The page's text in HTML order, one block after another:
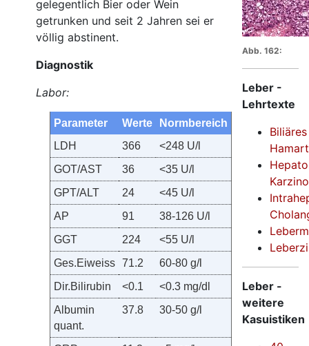
gelegentlich Bier oder Wein
getrunken und seit 2 Jahren sei er
völlig abstinent.
Diagnostik
Labor:
Parameter Werte
Normbereich
LDH
366
<248 U/l
GOT/AST 36
<35 U/l
GPT/ALT 24
<45 U/l
AP
91
38-126 U/l
GGT
224
<55 U/l
Ges.Eiweiss
71.2
60-80 g/l
Dir.Bilirubin
<0.1
<0.3 mg/dl
Albumin
quant.
37.8 30-50 g/l
Abb. 162:
Leber -
Lehrtexte
Biliäres
Leber -
weitere
Kasuistiken